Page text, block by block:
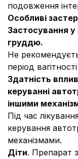
подовження
Особливі
Застосування у
груддю.
Не
період
Здатність
керуванні
іншими
Під час
керування
механізмами.
Діти. Препарат